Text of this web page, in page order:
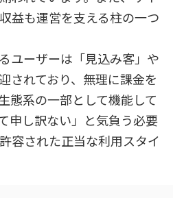
益も運営を支える柱の一つ
ユーザーは「見込み客」や
されており、無理に課金を
態系の一部として機能して
申し訳ない」と気負う必要
容された正当な利用スタイ